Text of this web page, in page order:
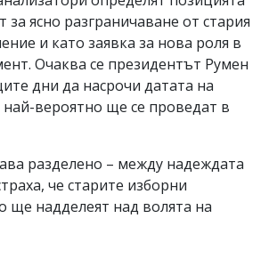
ясно разграничаване от стария
и като заявка за нова роля в
Очаква се президентът Румен
дни да насрочи датата на
вероятно ще се проведат в
разделено – между надеждата
че старите изборни
ще надделеят над волята на